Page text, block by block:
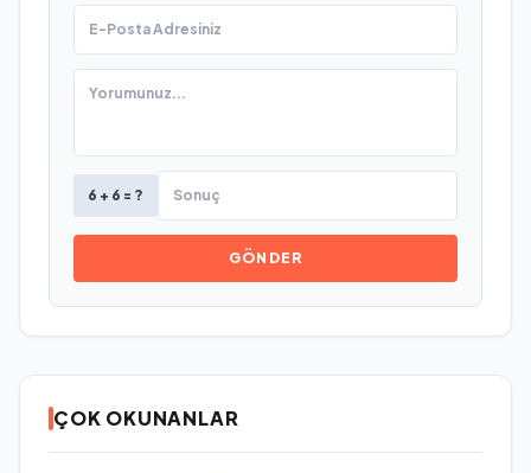
6 + 6 = ?
GÖNDER
ÇOK OKUNANLAR